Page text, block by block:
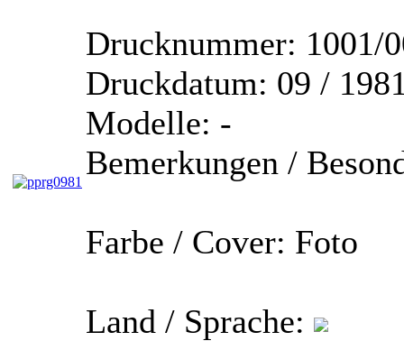
Drucknummer: 1001/
Druckdatum: 09 /
Modelle: -
Bemerkungen /
Farbe / Cover: Foto
Land / Sprache: